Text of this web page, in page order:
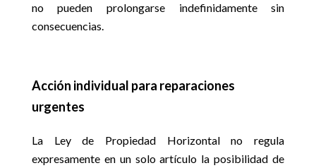
no pueden prolongarse indefinidamente sin
consecuencias.
Acción individual para reparaciones
urgentes
La Ley de Propiedad Horizontal no regula
expresamente en un solo artículo la posibilidad de